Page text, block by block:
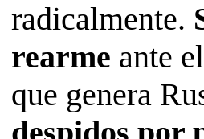
radicalmente.
rearme ante
que genera